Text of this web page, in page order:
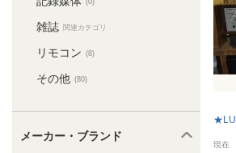
(0)
雑誌 関連カテゴリ
リモコン (8)
その他 (80)
メーカー・ブランド
現在